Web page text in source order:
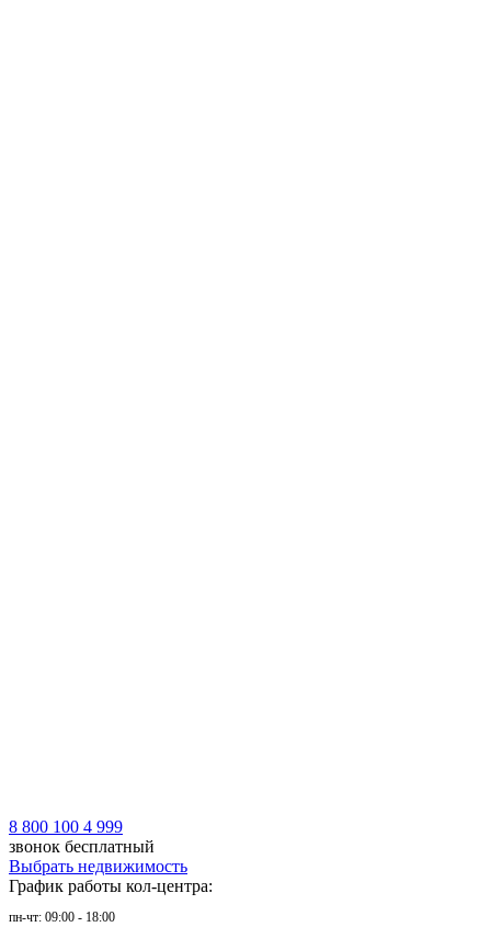
8 800 100 4 999
звонок бесплатный
Выбрать недвижимость
График работы кол-центра:
пн-чт: 09:00 - 18:00